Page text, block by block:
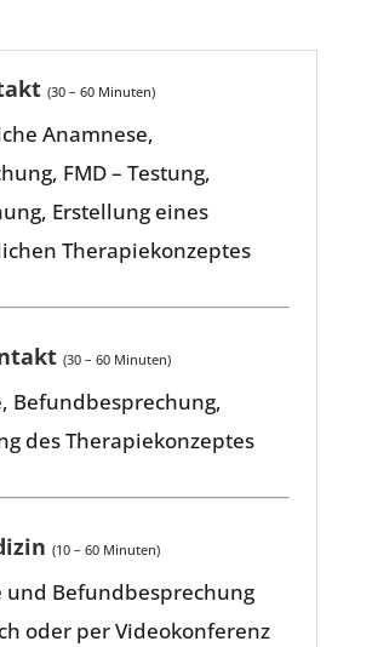
(30 – 60 Minuten)
Anamnese,
FMD – Testung,
Erstellung eines
Therapiekonzeptes
(30 – 60 Minuten)
Befundbesprechung,
des Therapiekonzeptes
(10 – 60 Minuten)
und Befundbesprechung
oder per Videokonferenz